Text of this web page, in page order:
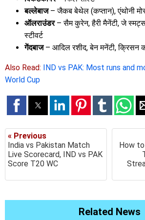
बल्लेबाज– जैकब बेथेल (कप्तान), एंथोनी
ऑलराउंडर– सैम कुरेन, हैरी मैनेंटी, जे
स्टीवर्ट
गेंदबाज– आदिल रशीद, बेन मनेंटी, क्रिसन
Also Read: IND vs PAK: Most runs and
World Cup
« Previous
India vs Pakistan Match
Live Scorecard, IND vs PAK
Score T20 WC
How to
Related News